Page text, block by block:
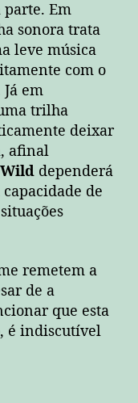
Em
sonora trata
leve música
com o
em
trilha
deixar
afinal
dependerá
capacidade de
remetem a
de a
que esta
é indiscutível